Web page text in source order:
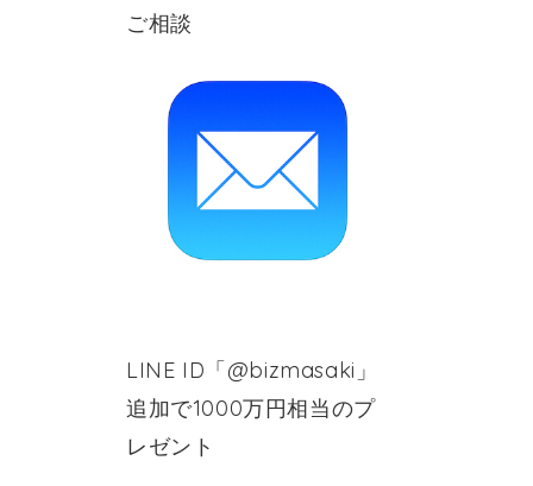
ご相談
LINE ID「@bizmasaki」
追加で1000万円相当のプ
レゼント